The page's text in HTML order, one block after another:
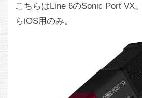
こちらはLine 6のSonic Port VX
らiOS用のみ。